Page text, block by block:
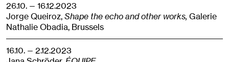
26.10. — 16.12.2023
Jorge Queiroz,Shape the echo and other works, Galerie
Nathalie Obadia, Brussels
16.10. — 2.12.2023